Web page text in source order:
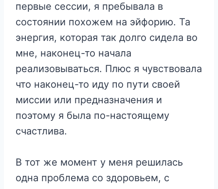
первые сессии, я пребывала в
состоянии похожем на эйфорию. Та
энергия, которая так долго сидела во
мне, наконец-то начала
реализовываться. Плюс я чувствовала
что наконец-то иду по пути своей
миссии или предназначения и
поэтому я была по-настоящему
счастлива.
В тот же момент у меня решилась
одна проблема со здоровьем, с